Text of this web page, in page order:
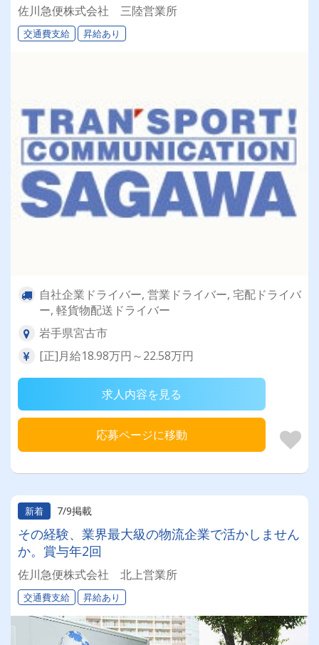
佐川急便株式会社 三陸営業所
交通費支給 昇給あり
自社企業ドライバー, 営業ドライバー, 宅配ドライバ
ー, 軽貨物配送ドライバー
岩手県宮古市
[正]月給18.98万円～22.58万円
求人内容を見る
応募ページに移動
新着 7/9掲載
その経験、業界最大級の物流企業で活かしません
か。賞与年2回
佐川急便株式会社 北上営業所
交通費支給 昇給あり